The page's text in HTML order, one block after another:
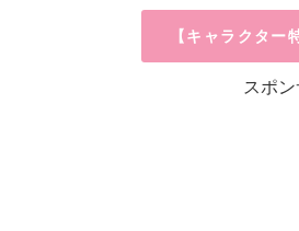
【キャラクター
スポ